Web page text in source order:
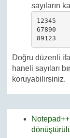
sayıların
12345
67890
89123
Doğru düzenli
haneli sayıları
koruyabilirsiniz.